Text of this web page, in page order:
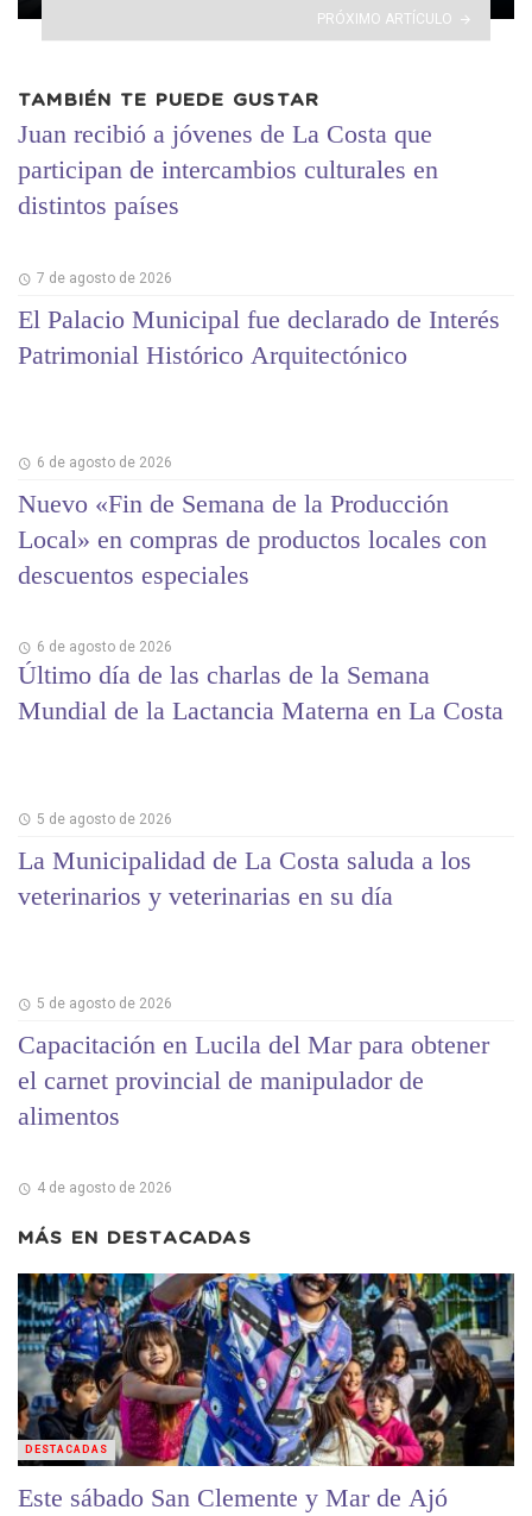
PRÓXIMO ARTÍCULO
TAMBIÉN TE PUEDE GUSTAR
Juan recibió a jóvenes de La Costa que
participan de intercambios culturales en
distintos países
7 de agosto de 2026
El Palacio Municipal fue declarado de Interés
Patrimonial Histórico Arquitectónico
6 de agosto de 2026
Nuevo «Fin de Semana de la Producción
Local» en compras de productos locales con
descuentos especiales
6 de agosto de 2026
Último día de las charlas de la Semana
Mundial de la Lactancia Materna en La Costa
5 de agosto de 2026
La Municipalidad de La Costa saluda a los
veterinarios y veterinarias en su día
5 de agosto de 2026
Capacitación en Lucila del Mar para obtener
el carnet provincial de manipulador de
alimentos
4 de agosto de 2026
MÁS EN DESTACADAS
Este sábado San Clemente y Mar de Ajó
DESTACADAS